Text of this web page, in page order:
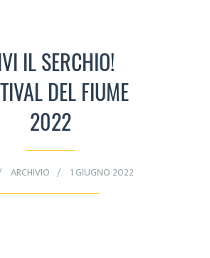
IL SERCHIO!
DEL FIUME
2022
ARCHIVIO 1 GIUGNO 2022